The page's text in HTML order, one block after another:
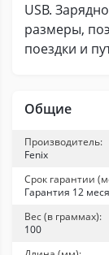
USB.
размеры,
поездки и
Общие
Производитель:
Fenix
Срок гарантии
Гарантия 12
Вес (в граммах):
100